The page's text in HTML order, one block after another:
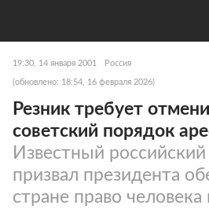
19:30, 14 января 2001 Россия
(обновлено: 18:54, 16 февраля 2026)
Резник требует
советский порядок
Известный российский
призвал президента
стране право человека